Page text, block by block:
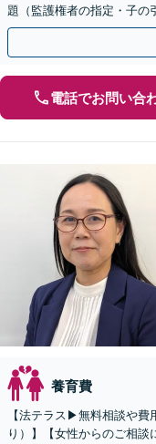
題（監護権者の指定・子の
可】【完全個室】【子連れ
電話でお問い合
養育費
【法テラス▶︎無料相談や費
り）】【女性からのご相談